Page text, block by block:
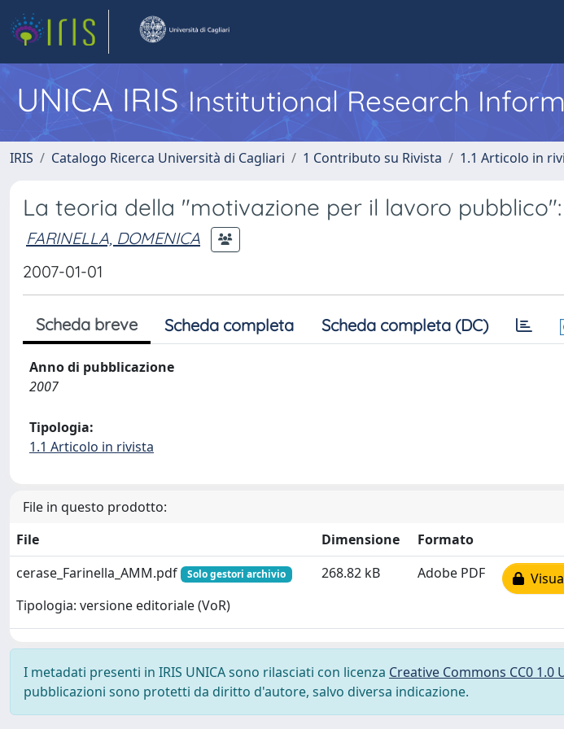
UNICA IRISInstitutional Research
IRIS Catalogo Ricerca Università di Cagliari 1 Contributo su Rivista 1.1 Articolo in
La teoria della "motivazione per il lavoro
FARINELLA, DOMENICA
2007-01-01
Scheda breve Scheda completa Scheda completa (DC)
Anno di pubblicazione
2007
Tipologia:
1.1 Articolo in rivista
File in questo prodotto:
File
Dimensione
Formato
cerase_Farinella_AMM.pdf
Solo gestori archivio
Tipologia: versione editoriale (VoR)
268.82 kB Adobe PDF
I metadati presenti in IRIS UNICA sono rilasciati con licenza Creative Commons CC0 1.0
pubblicazioni sono protetti da diritto d'autore, salvo diversa indicazione.